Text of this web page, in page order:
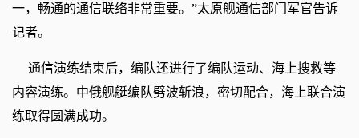
一，畅通的通信联络非常重要。”太原舰通信部门军官告诉
记者。
通信演练结束后，编队还进行了编队运动、海上搜救等
内容演练。中俄舰艇编队劈波斩浪，密切配合，海上联合演
练取得圆满成功。